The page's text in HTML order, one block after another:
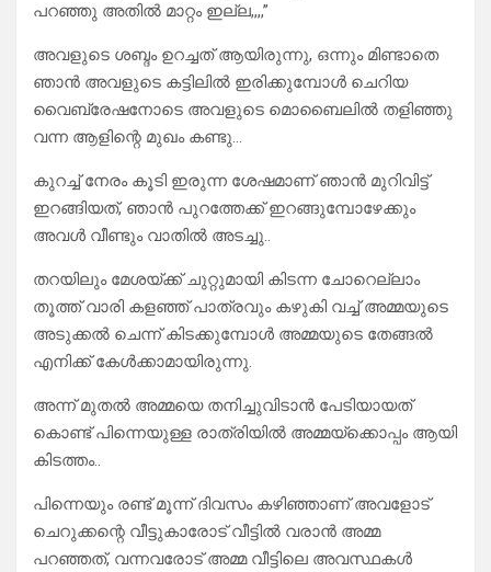
പറഞ്ഞു അതിൽ മാറ്റം ഇല്ല,,,,”
അവളുടെ ശബ്ദം ഉറച്ചത് ആയിരുന്നു, ഒന്നും മിണ്ടാതെ
ഞാൻ അവളുടെ കട്ടിലിൽ ഇരിക്കുമ്പോൾ ചെറിയ
വൈബ്രേഷനോടെ അവളുടെ മൊബൈലിൽ തളിഞ്ഞു
വന്ന ആളിന്റെ മുഖം കണ്ടു…
കുറച്ച് നേരം കൂടി ഇരുന്ന ശേഷമാണ് ഞാൻ മുറിവിട്ട്
ഇറങ്ങിയത്, ഞാൻ പുറത്തേക്ക് ഇറങ്ങുമ്പോഴേക്കും
അവൾ വീണ്ടും വാതിൽ അടച്ചു..
തറയിലും മേശയ്ക്ക് ചുറ്റുമായി കിടന്ന ചോറെല്ലാം
തൂത്ത് വാരി കളഞ്ഞ് പാത്രവും കഴുകി വച്ച് അമ്മയുടെ
അടുക്കൽ ചെന്ന് കിടക്കുമ്പോൾ അമ്മയുടെ തേങ്ങൽ
എനിക്ക് കേൾക്കാമായിരുന്നു.
അന്ന് മുതൽ അമ്മയെ തനിച്ചുവിടാൻ പേടിയായത്
കൊണ്ട് പിന്നെയുള്ള രാത്രിയിൽ അമ്മയ്ക്കൊപ്പം ആയി
കിടത്തം..
പിന്നെയും രണ്ട് മൂന്ന് ദിവസം കഴിഞ്ഞാണ് അവളോട്
ചെറുക്കന്റെ വീട്ടുകാരോട് വീട്ടിൽ വരാൻ അമ്മ
പറഞ്ഞത്, വന്നവരോട് അമ്മ വീട്ടിലെ അവസ്ഥകൾ